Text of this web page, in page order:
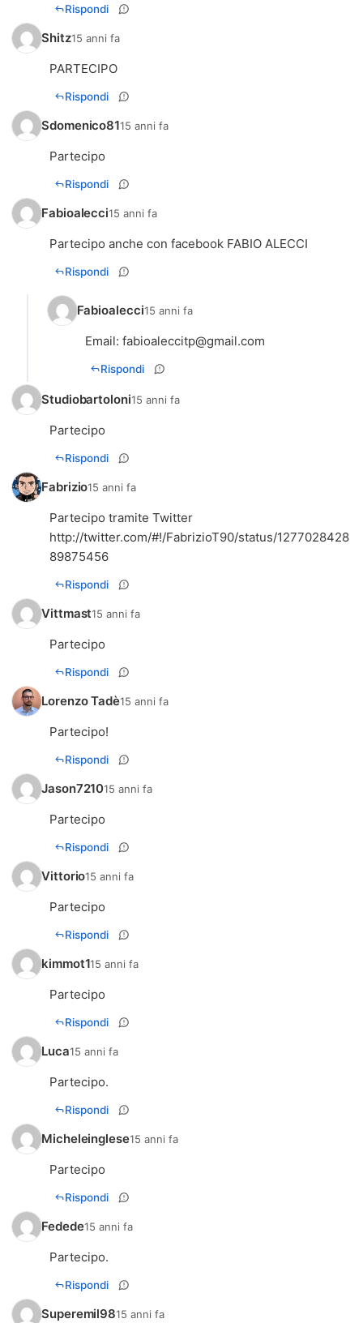
Rispondi
Shitz15 anni fa
PARTECIPO
Rispondi
Sdomenico8115 anni fa
Partecipo
Rispondi
Fabioalecci15 anni fa
Partecipo anche con facebook FABIO ALECCI
Rispondi
Fabioalecci15 anni fa
Email: fabioaleccitp@gmail.com
Rispondi
Studiobartoloni15 anni fa
Partecipo
Rispondi
Fabrizio15 anni fa
http://twitter.com/#!/FabrizioT90/status/1277028428
89875456
Rispondi
Vittmast15 anni fa
Partecipo
Rispondi
Lorenzo Tadè15 anni fa
Partecipo!
Rispondi
Jason721015 anni fa
Partecipo
Rispondi
Vittorio15 anni fa
Partecipo
Rispondi
kimmot115 anni fa
Partecipo
Rispondi
Luca15 anni fa
Partecipo.
Rispondi
Micheleinglese15 anni fa
Partecipo
Rispondi
Fedede15 anni fa
Partecipo.
Rispondi
Superemil9815 anni fa